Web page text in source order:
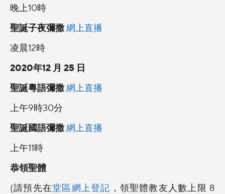
晚上10時
聖誕子夜彌撒網上直播
凌晨12時
2020年12 月 25 日
聖誕粵語彌撒網上直播
上午9時30分
聖誕國語彌撒網上直播
上午11時
恭領聖體
(請預先在堂區網上登記 ，領聖體教友人數上限 8